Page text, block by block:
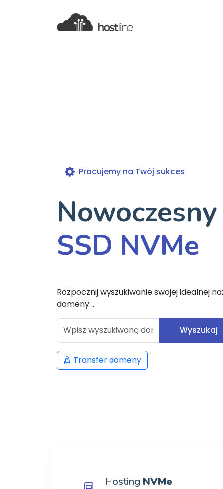
Pracujemy na Twój sukces
SSD NVMe
Rozpocznij wyszukiwanie swojej idealnej
domeny ...
Wyszukaj
Transfer domeny
Hosting NVMe